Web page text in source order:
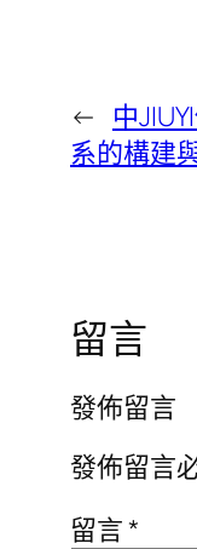
← 中
系的構建
留言
發佈留言
發佈留言
留言*